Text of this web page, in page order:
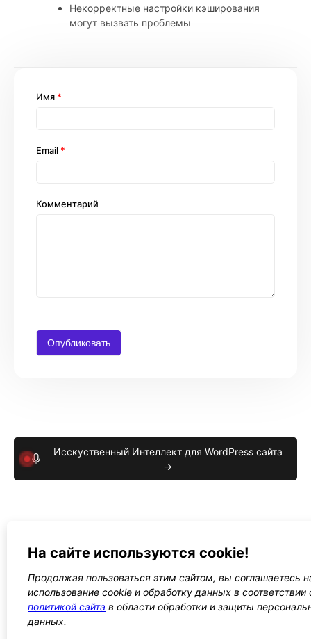
Некорректные настройки кэширования
могут вызвать проблемы
Комментарий
Имя *
Email *
Исскуственный Интеллект для WordPress сайта
→
На сайте используются cookie!
Продолжая пользоваться этим сайтом, вы соглашаетесь
использование cookie и обработку данных в соответствии
политикой сайта в области обработки и защиты
данных.